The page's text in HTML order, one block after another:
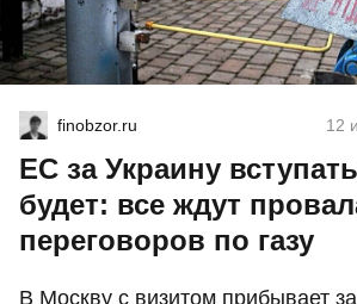
finobzor.ru 12
ЕС за Украину
будет: все ждут
переговоров по газу
В Москву с визитом прибывает